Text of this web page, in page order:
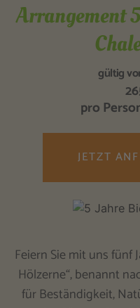
Arrangement
gültig
pro
JETZT
Feiern Sie mit uns fünf
Hölzerne“, benannt
für Beständigkeit,